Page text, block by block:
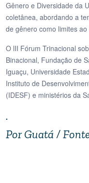
Gênero e Diversidade da
coletânea, abordando a
de gênero como limites
O lII Fórum Trinacional
Binacional, Fundação de
Iguaçu, Universidade
Instituto de
(IDESF) e ministérios da
.
Por Guatá /